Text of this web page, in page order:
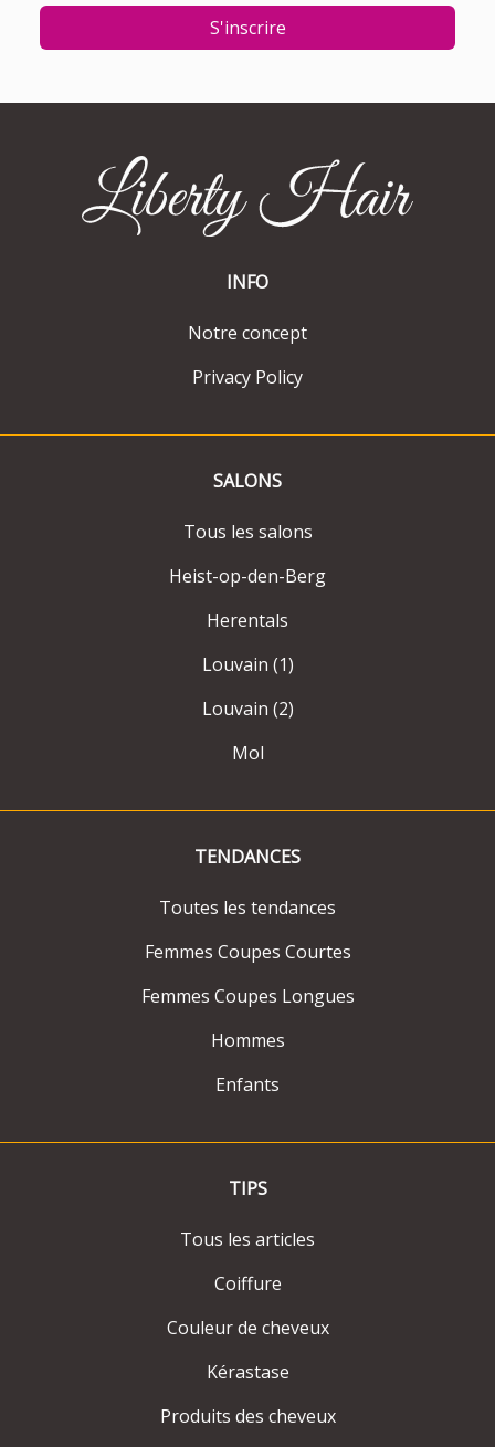
S'inscrire
INFO
Notre concept
Privacy Policy
SALONS
Tous les salons
Heist-op-den-Berg
Herentals
Louvain (1)
Louvain (2)
Mol
TENDANCES
Toutes les tendances
Femmes Coupes Courtes
Femmes Coupes Longues
Hommes
Enfants
TIPS
Tous les articles
Coiffure
Couleur de cheveux
Kérastase
Produits des cheveux